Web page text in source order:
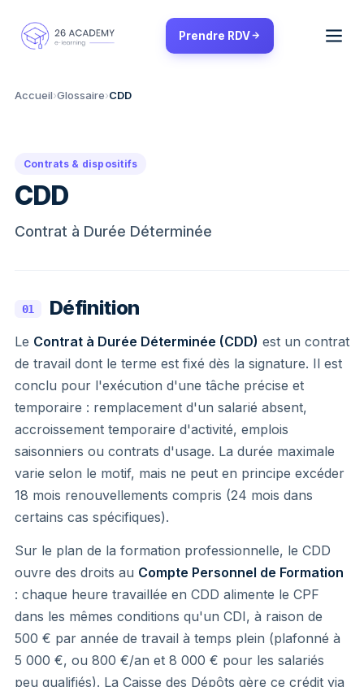
Prendre RDV
Accueil›Glossaire›CDD
Contrats & dispositifs
CDD
Contrat à Durée Déterminée
01 Définition
Le Contrat à Durée Déterminée (CDD) est un contrat
de travail dont le terme est fixé dès la signature. Il est
conclu pour l'exécution d'une tâche précise et
temporaire : remplacement d'un salarié absent,
accroissement temporaire d'activité, emplois
saisonniers ou contrats d'usage. La durée maximale
varie selon le motif, mais ne peut en principe excéder
18 mois renouvellements compris (24 mois dans
certains cas spécifiques).
Sur le plan de la formation professionnelle, le CDD
ouvre des droits au Compte Personnel de Formation
: chaque heure travaillée en CDD alimente le CPF
dans les mêmes conditions qu'un CDI, à raison de
500 € par année de travail à temps plein (plafonné à
5 000 €, ou 800 €/an et 8 000 € pour les salariés
peu qualifiés). La Caisse des Dépôts gère ce crédit via